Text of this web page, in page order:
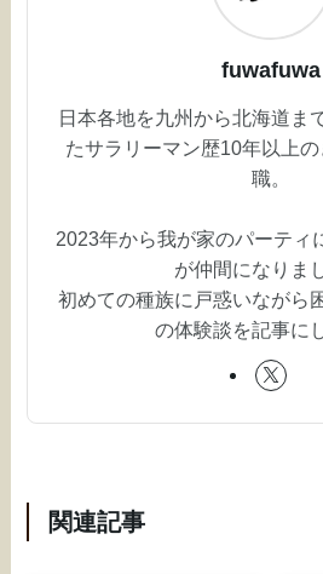
fuwafuwa
日本各地を九州から北海道ま
たサラリーマン歴10年以上
職。
2023年から我が家のパーティ
が仲間になりま
初めての種族に戸惑いながら
の体験談を記事に
関連記事